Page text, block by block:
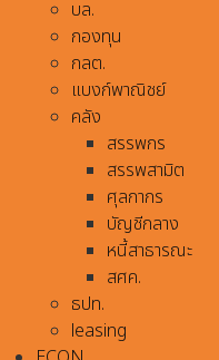
บล.
กองทุน
กลต.
แบงก์พาณิชย์
คลัง
สรรพกร
สรรพสามิต
ศุลกากร
บัญชีกลาง
หนี้สาธารณะ
สศค.
ธปท.
leasing